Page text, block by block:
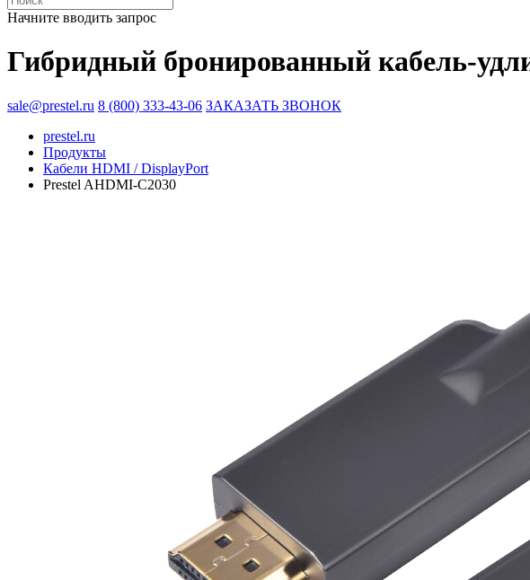
Начните вводить запрос
Гибридный бронированный кабель-
sale@prestel.ru 8 (800) 333-43-06 ЗАКАЗАТЬ ЗВОНОК
prestel.ru
Продукты
Кабели HDMI / DisplayPort
Prestel AHDMI-C2030